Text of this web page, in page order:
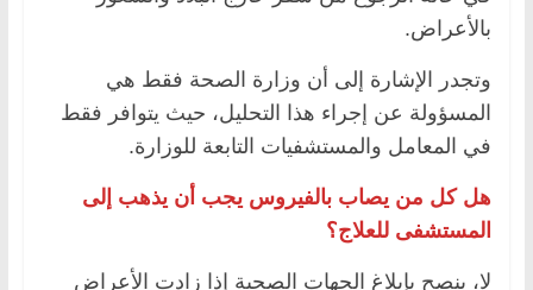
بالأعراض.
وتجدر الإشارة إلى أن وزارة الصحة فقط هي
المسؤولة عن إجراء هذا التحليل، حيث يتوافر فقط
في المعامل والمستشفيات التابعة للوزارة.
هل كل من يصاب بالفيروس يجب أن يذهب إلى
المستشفى للعلاج؟
لا، ينصح بإبلاغ الجهات الصحية إذا زادت الأعراض